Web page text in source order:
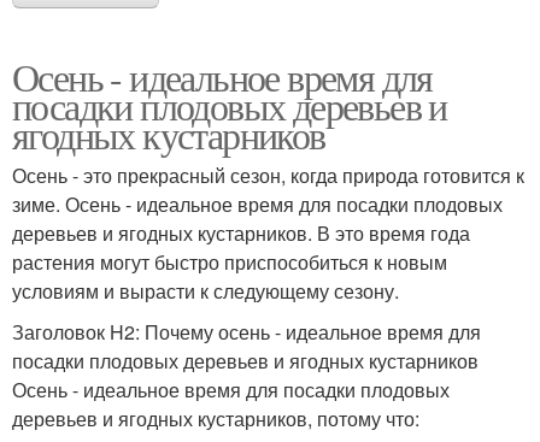
Осень - идеальное время для
посадки плодовых деревьев и
ягодных кустарников
Осень - это прекрасный сезон, когда природа готовится к
зиме. Осень - идеальное время для посадки плодовых
деревьев и ягодных кустарников. В это время года
растения могут быстро приспособиться к новым
условиям и вырасти к следующему сезону.
Заголовок H2: Почему осень - идеальное время для
посадки плодовых деревьев и ягодных кустарников
Осень - идеальное время для посадки плодовых
деревьев и ягодных кустарников, потому что: